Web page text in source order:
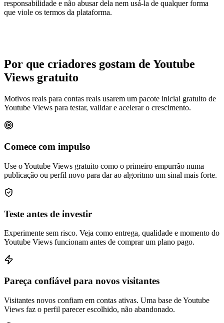
responsabilidade e não abusar dela nem usá-la de qualquer forma
que viole os termos da plataforma.
Por que criadores gostam de Youtube
Views gratuito
Motivos reais para contas reais usarem um pacote inicial gratuito de
Youtube Views para testar, validar e acelerar o crescimento.
Comece com impulso
Use o Youtube Views gratuito como o primeiro empurrão numa
publicação ou perfil novo para dar ao algoritmo um sinal mais forte.
Teste antes de investir
Experimente sem risco. Veja como entrega, qualidade e momento do
Youtube Views funcionam antes de comprar um plano pago.
Pareça confiável para novos visitantes
Visitantes novos confiam em contas ativas. Uma base de Youtube
Views faz o perfil parecer escolhido, não abandonado.